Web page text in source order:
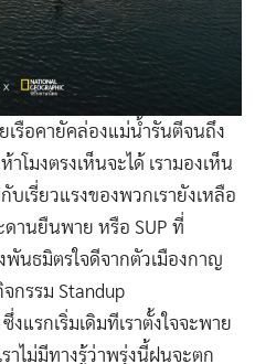
เรือคายัคล่องแม่น้ำรันตีจนถึง
โมงตรงเห็นจะได้ เรามองเห็น
เรี่ยวแรงของพวกเรายังเหลือ
านยืนพาย หรือ SUP ที่
พันธมิตรใจดีจากตัวเมืองกาญ
กรรม Standup
งแรกเริ่มเดิมทีเราตั้งใจจะพาย
าไม่มีทางรู้ว่าพรุ่งนี้ฝนจะตก